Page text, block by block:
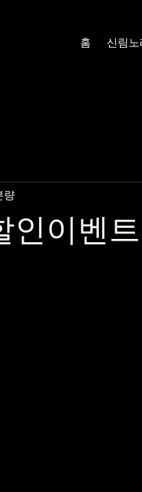
홈 신림
인이벤
량